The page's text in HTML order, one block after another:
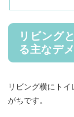
リビング
る主なデ
リビング横にト
がちです。